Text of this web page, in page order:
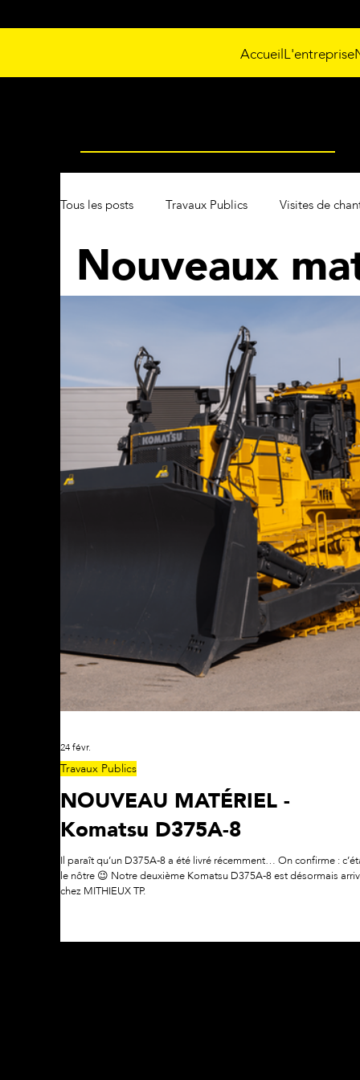
AccueilL'entreprise
Tous les posts Travaux Publics Visites de
Nouveaux
NOUVEAU MATÉRIEL -
Komatsu D375A-8
Il paraît qu’un D375A-8 a été livré récemment… On confirme : c’était
le nôtre 😉 Notre deuxième Komatsu D375A-8 est désormais
chez MITHIEUX TP.
Travaux Publics
24 févr.